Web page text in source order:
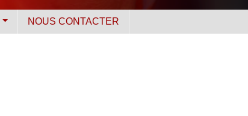
NOUS CONTACTER